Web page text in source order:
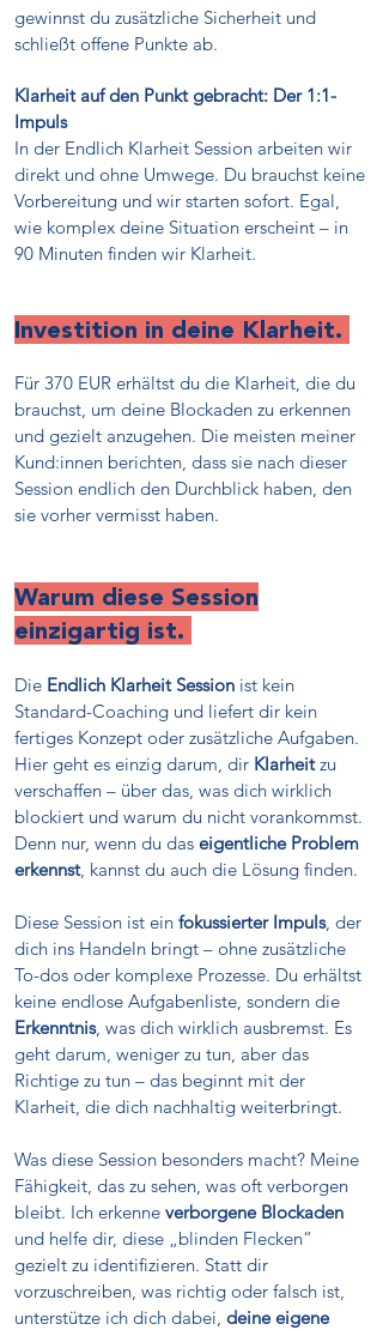
gewinnst du zusätzliche Sicherheit und
schließt offene Punkte ab.
Klarheit auf den Punkt gebracht: Der 1:1-
Impuls
In der Endlich Klarheit Session arbeiten wir
direkt und ohne Umwege. Du brauchst keine
Vorbereitung und wir starten sofort. Egal,
wie komplex deine Situation erscheint – in
90 Minuten finden wir Klarheit.
Investition in deine Klarheit.
Für 370 EUR erhältst du die Klarheit, die du
brauchst, um deine Blockaden zu erkennen
und gezielt anzugehen. Die meisten meiner
Kund:innen berichten, dass sie nach dieser
Session endlich den Durchblick haben, den
sie vorher vermisst haben.
Warum diese Session
einzigartig ist.
Die Endlich Klarheit Session ist kein
Standard-Coaching und liefert dir kein
fertiges Konzept oder zusätzliche Aufgaben.
Hier geht es einzig darum, dir Klarheitzu
verschaffen – über das, was dich wirklich
blockiert und warum du nicht vorankommst.
Denn nur, wenn du das eigentliche Problem
erkennst, kannst du auch die Lösung finden.
Diese Session ist ein fokussierter Impuls, der
dich ins Handeln bringt – ohne zusätzliche
To-dos oder komplexe Prozesse. Du erhältst
keine endlose Aufgabenliste, sondern die
Erkenntnis, was dich wirklich ausbremst. Es
geht darum, weniger zu tun, aber das
Richtige zu tun – das beginnt mit der
Klarheit, die dich nachhaltig weiterbringt.
Was diese Session besonders macht? Meine
Fähigkeit, das zu sehen, was oft verborgen
bleibt. Ich erkenne verborgene Blockaden
und helfe dir, diese „blinden Flecken“
gezielt zu identifizieren. Statt dir
vorzuschreiben, was richtig oder falsch ist,
unterstütze ich dich dabei, deine eigene